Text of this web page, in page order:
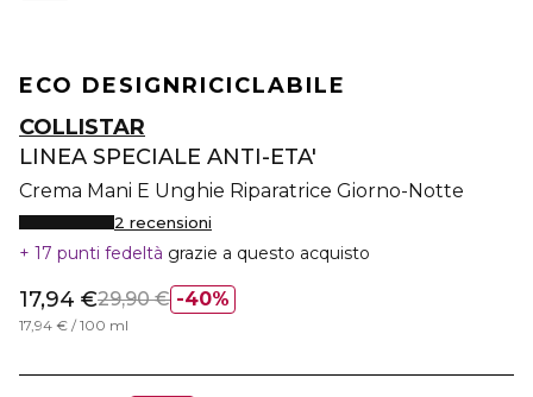
ECO DESIGNRICICLABILE
COLLISTAR
LINEA SPECIALE ANTI-ETA'
Crema Mani E Unghie Riparatrice Giorno-Notte
2 recensioni
17 punti fedeltà grazie a questo acquisto
40%
17,94 €29,90 €
17,94 € / 100 ml